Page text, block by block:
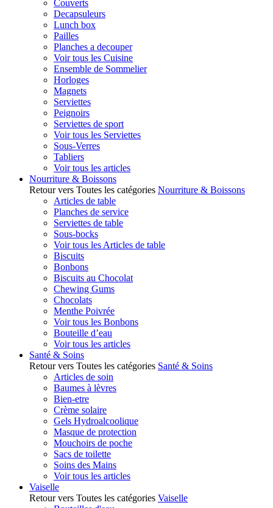
Couverts
Decapsuleurs
Lunch box
Pailles
Planches a decouper
Voir tous les Cuisine
Ensemble de Sommelier
Horloges
Magnets
Serviettes
Peignoirs
Serviettes de sport
Voir tous les Serviettes
Sous-Verres
Tabliers
Voir tous les articles
Nourriture & Boissons
Retour vers Toutes les catégories Nourriture & Boissons
Articles de table
Planches de service
Serviettes de table
Sous-bocks
Voir tous les Articles de table
Biscuits
Bonbons
Biscuits au Chocolat
Chewing Gums
Chocolats
Menthe Poivrée
Voir tous les Bonbons
Bouteille d’eau
Voir tous les articles
Santé & Soins
Retour vers Toutes les catégories Santé & Soins
Articles de soin
Baumes à lèvres
Bien-etre
Crème solaire
Gels Hydroalcoolique
Masque de protection
Mouchoirs de poche
Sacs de toilette
Soins des Mains
Voir tous les articles
Vaiselle
Retour vers Toutes les catégories Vaiselle